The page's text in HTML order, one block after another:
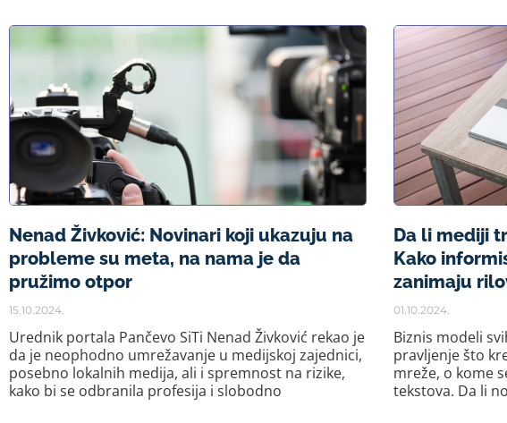
Nenad Živković: Novinari koji ukazuju na
probleme su meta, na nama je da
pružimo otpor
15.10.2024.
Urednik portala Pančevo SiTi Nenad Živković rekao je
da je neophodno umrežavanje u medijskoj zajednici,
posebno lokalnih medija, ali i spremnost na rizike,
kako bi se odbranila profesija i slobodno
Da li mediji
Kako
zanimaju
01.10.2024.
Biznis modeli
pravljenje što
mreže, o kome
tekstova. Da li